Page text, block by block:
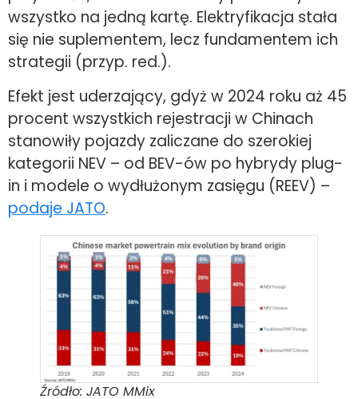
wszystko na jedną kartę. Elektryfikacja stała
się nie suplementem, lecz fundamentem ich
strategii (przyp. red.).
Efekt jest uderzający, gdyż w 2024 roku aż 45
procent wszystkich rejestracji w Chinach
stanowiły pojazdy zaliczane do szerokiej
kategorii NEV – od BEV-ów po hybrydy plug-
in i modele o wydłużonym zasięgu (REEV) –
podaje JATO.
Źródło: JATO MMix